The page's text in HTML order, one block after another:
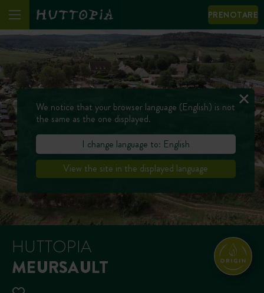
PRENOTARE
HUTTOPIA
MEURSAULT
We notice that your browser language (English) is not
the same as the one displayed.
I change language to: English
View the site in the displayed language